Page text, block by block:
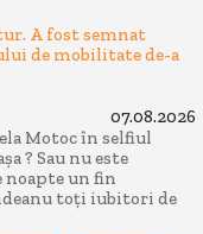
A fost semnat
de mobilitate de-a
07.08.2026
Motoc în selfiul
? Sau nu este
noapte un fin
toți iubitori de